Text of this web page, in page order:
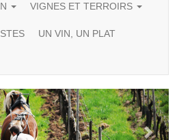
VIGNES ET TERROIRS
UN VIN, UN PLAT
Next